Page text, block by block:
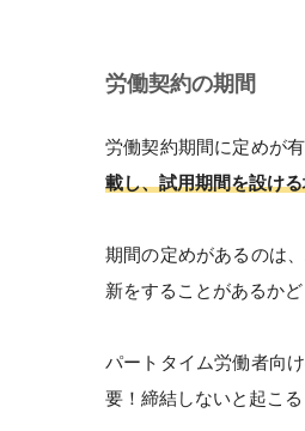
労働契約の期間
労働契約期間に定めが
載し、試用期間を設け
期間の定めがあるのは
新をすることがあるか
パートタイム労働者向
要！締結しないと起こ